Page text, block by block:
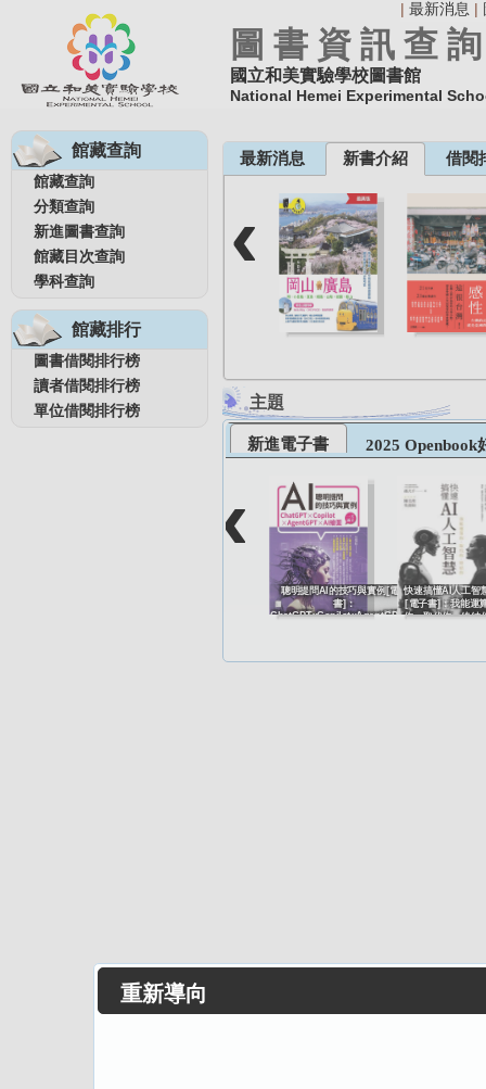
| 最新消息 |
圖 書 資 訊 查
國立和美實驗學校圖書館
National Hemei Experimental
館藏查詢
館藏查詢
分類查詢
新進圖書查詢
館藏目次查詢
學科查詢
館藏排行
圖書借閱排行榜
讀者借閱排行榜
單位借閱排行榜
‹
主題
新進電子書 2025 Openbook
聰明提問AI的技巧與實例[電子
書]：
ChatGPTxCopilotxAgentGPTxAI
快速搞懂AI人工智
[電子書]：我能運
你、取代你、終結
‹
重新導向